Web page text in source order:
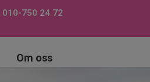
010-750 24 72
Om oss